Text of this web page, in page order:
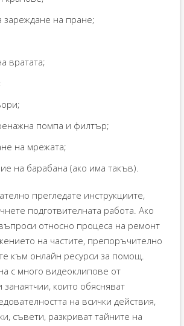
зареждане на пране;
вратата;
помпа и филтър;
на мрежата;
на барабана (ако има такъв).
прегледате инструкциите,
подготвителната работа. Ако
относно процеса на ремонт
на частите, препоръчително
към онлайн ресурси за помощ.
с много видеоклипове от
които обясняват
на всички действия,
съвети, разкриват тайните на